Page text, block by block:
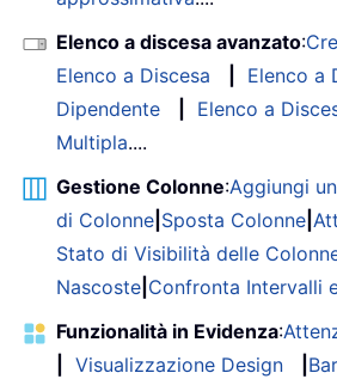
Elenco a discesa avanzato:
Elenco a Discesa
Elenco a
Dipendente
Elenco a
Multipla....
Gestione Colonne:Aggiungi
di Colonne Sposta Colonne
Stato di Visibilità delle
Nascoste Confronta Intervalli
Funzionalità in Evidenza:
Visualizzazione Design